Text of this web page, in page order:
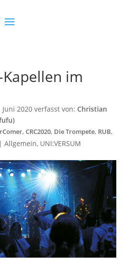
im
Juni 2020verfasst von: Christian
, CRC2020, Die Trompete, RUB,
Allgemein, UNI:VERSUM